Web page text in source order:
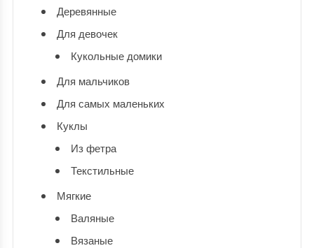
Деревянные
Для девочек
Кукольные домики
Для мальчиков
Для самых маленьких
Куклы
Из фетра
Текстильные
Мягкие
Валяные
Вязаные